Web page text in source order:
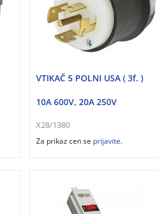
VTIKAČ 5 POLNI USA ( 3f. )
10A 600V, 20A 250V
X28/1380
Za prikaz cen se prijavite.